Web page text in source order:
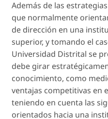
Además de las
que normalmente
de dirección en una
superior, y tomando el
Universidad Distrital se
debe girar
conocimiento, como
ventajas competitivas en
teniendo en cuenta las
orientados hacia una